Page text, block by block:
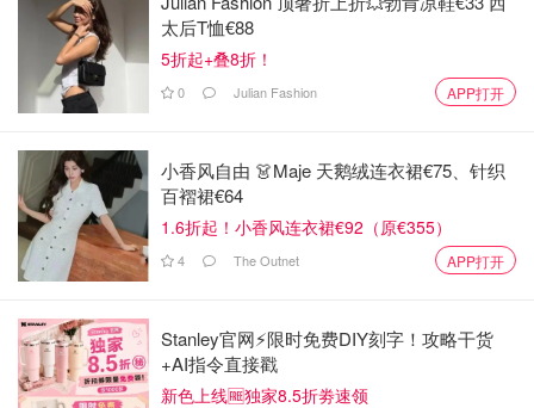
图片来源于@unsplash，版权属于原作者
太后T恤€88
5折起+叠8折！
0 Julian Fashion APP打开
小香风自由 👗Maje 天鹅绒连衣裙€75、针织
百褶裙€64
1.6折起！小香风连衣裙€92（原€355）
4 The Outnet APP打开
Stanley官网⚡️限时免费DIY刻字！攻略干货
+AI指令直接戳
新色上线🆓独家8.5折劵速领